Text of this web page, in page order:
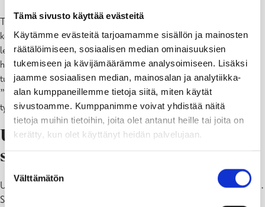
Tämä sivusto käyttää evästeitä
Käytämme evästeitä tarjoamamme sisällön ja mainosten
räätälöimiseen, sosiaalisen median ominaisuuksien
tukemiseen ja kävijämäärämme analysoimiseen. Lisäksi
jaamme sosiaalisen median, mainosalan ja analytiikka-
alan kumppaneillemme tietoja siitä, miten käytät
sivustoamme. Kumppanimme voivat yhdistää näitä
tietoja muihin tietoihin, joita olet antanut heille tai joita on
kerätty, kun olet käyttänyt heidän palvelujaan.
valinta
Välttämätön
Työtehtävät ovat olleet monipuolisia ja vaihtelevia: roskien
keräämistä, rikkaruohojen kitkemistä, trimmeröintiä, pensaiden
leikkaamista sekä uimarantojen tarkastamista. Useat mainitsevat
hauskimmaksi työksi trimmeröinnin, mutta myös sen, että työn
tulokset näkyvät heti.
” Hauskinta oli trimmata ja leikata ruohoa”, sanoo yksi
työntekijöistä.
Ulkotyötä – niin auringossa kuin
sateessa
Ulkona työskentelyä on arvostettu, mutta se on ollut myös haastavaa.
Sää on ollut merkittävä tekijä.